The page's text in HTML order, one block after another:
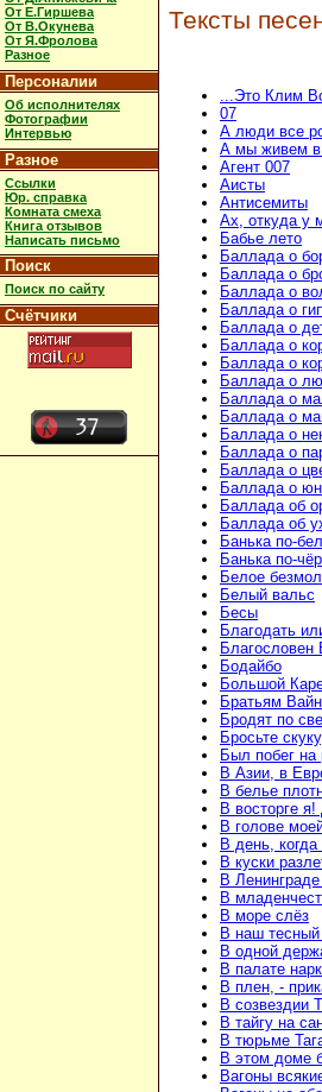
От Е.Гиршева
От В.Окунева
От Я.Фролова
Разное
Персоналии
Об исполнителях
Фотографии
Интервью
Разное
Ссылки
Юр. справка
Комната смеха
Книга отзывов
Написать письмо
Поиск
Поиск по сайту
Счётчики
Тексты
...Это Клим
07
А люди все
А мы живем в
Агент 007
Аисты
Антисемиты
Ах, откуда у
Бабье лето
Баллада о
Баллада о
Баллада о
Баллада о
Баллада о
Баллада о
Баллада о
Баллада о
Баллада о
Баллада о
Баллада о
Баллада о
Баллада о
Баллада о
Баллада об
Баллада об
Банька по-
Банька по-
Белое
Белый вальс
Бесы
Благодать
Благословен
Бодайбо
Большой
Братьям
Бродят по
Бросьте
Был побег на
В Азии, в
В белье
В восторге
В голове
В день,
В куски
В
В
В море слёз
В наш
В одной
В палате
В плен, -
В созвездии
В тайгу на
В тюрьме
В этом доме
Вагоны